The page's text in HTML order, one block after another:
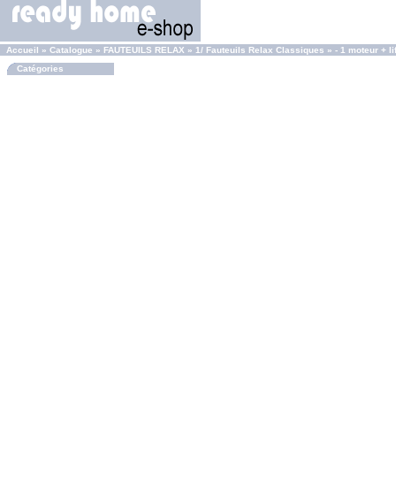
Accueil » Catalogue » FAUTEUILS RELAX » 1/ Fauteuils Relax Classiques » - 1 moteur +
Catégories